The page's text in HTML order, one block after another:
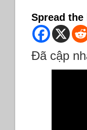
Spread the
Đã cập